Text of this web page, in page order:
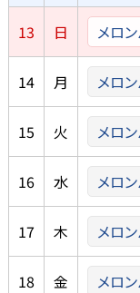
13 日 メロ
14 月 メロ
15 火 メロ
16 水 メロ
17 木 メロ
18 金 メロ